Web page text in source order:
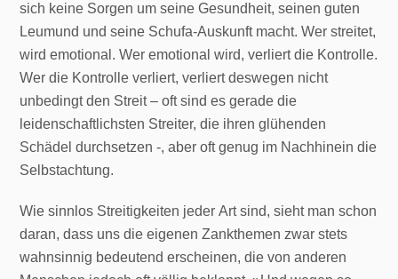
sich keine Sorgen um seine Gesundheit, seinen guten
Leumund und seine Schufa-Auskunft macht. Wer streitet,
wird emotional. Wer emotional wird, verliert die Kontrolle.
Wer die Kontrolle verliert, verliert deswegen nicht
unbedingt den Streit – oft sind es gerade die
leidenschaftlichsten Streiter, die ihren glühenden
Schädel durchsetzen -, aber oft genug im Nachhinein die
Selbstachtung.
Wie sinnlos Streitigkeiten jeder Art sind, sieht man schon
daran, dass uns die eigenen Zankthemen zwar stets
wahnsinnig bedeutend erscheinen, die von anderen